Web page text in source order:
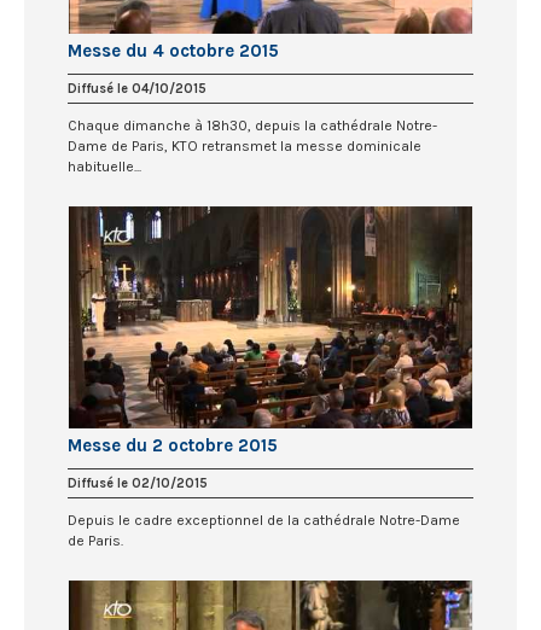
Messe du 4 octobre 2015
Diffusé le 04/10/2015
Chaque dimanche à 18h30, depuis la cathédrale Notre-
Dame de Paris, KTO retransmet la messe dominicale
habituelle...
Messe du 2 octobre 2015
Diffusé le 02/10/2015
Depuis le cadre exceptionnel de la cathédrale Notre-Dame
de Paris.